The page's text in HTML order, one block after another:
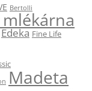
Bertolli
Edeka Fine Life
Madeta